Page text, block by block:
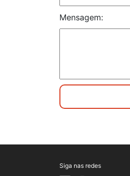
Mensagem:
Siga nas redes